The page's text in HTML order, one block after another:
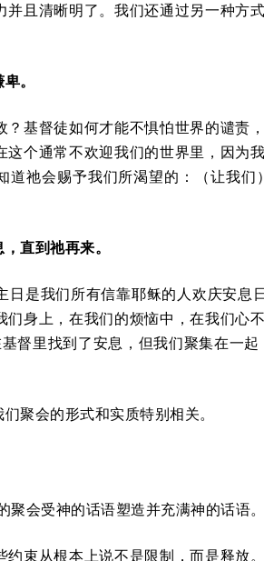
且清晰明了。我们还通过另一种方
卑。
基督徒如何才能不惧怕世界的谴责
个通常不欢迎我们的世界里，因为
道祂会赐予我们所渴望的：（让我们
直到祂再来。
是我们所有信靠耶稣的人欢庆安息
身上，在我们的烦恼中，在我们心
督里找到了安息，但我们聚集在一
聚会的形式和实质特别相关。
聚会受神的话语塑造并充满神的话语
束从根本上说不是限制，而是释放